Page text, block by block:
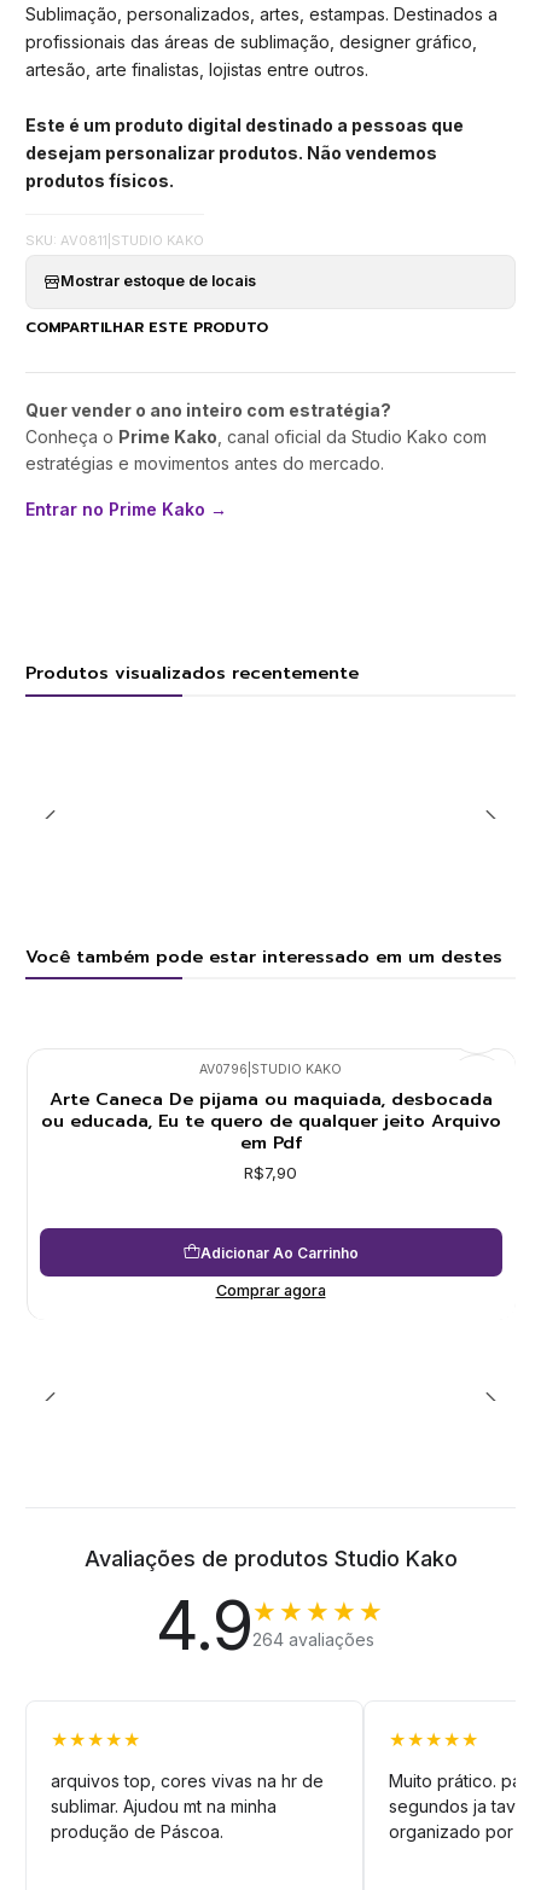
Sublimação, personalizados, artes, estampas. Destinados a
profissionais das áreas de sublimação, designer gráfico,
artesão, arte finalistas, lojistas entre outros.
Este é um produto digital destinado a pessoas que
desejam personalizar produtos. Não vendemos
produtos físicos.
SKU: AV0811 STUDIO KAKO
Mostrar estoque de locais
COMPARTILHAR ESTE PRODUTO
Quer vender o ano inteiro com estratégia?
Conheça o Prime Kako , canal oficial da Studio Kako com
estratégias e movimentos antes do mercado.
Entrar no Prime Kako →
Produtos visualizados recentemente
Você também pode estar interessado em um destes
AV0796 STUDIO KAKO
Arte Caneca De pijama ou maquiada, desbocada
ou educada, Eu te quero de qualquer jeito Arquivo
em Pdf
R$7,90
Adicionar Ao Carrinho
Comprar agora
Avaliações de produtos Studio Kako
4.9★★★★★
264 avaliações
★★★★★
arquivos top, cores vivas na hr de
sublimar. Ajudou mt na minha
produção de Páscoa.
★★★★★
Muito prático.
segundos ja tava
organizado por